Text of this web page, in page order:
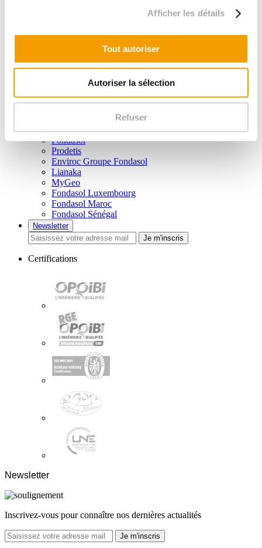
Afficher les détails
Tout autoriser
Autoriser la sélection
Refuser
Liens utiles
Brochures
Plan du site
Mentions légales
Politique de confidentialité
Fondasol
Prodetis
Enviroc Groupe Fondasol
Lianaka
MyGeo
Fondasol Luxembourg
Fondasol Maroc
Fondasol Sénégal
Newsletter
Je m'inscris
Certifications
Newsletter
Inscrivez-vous pour connaître nos dernières actualités
Je m'inscris